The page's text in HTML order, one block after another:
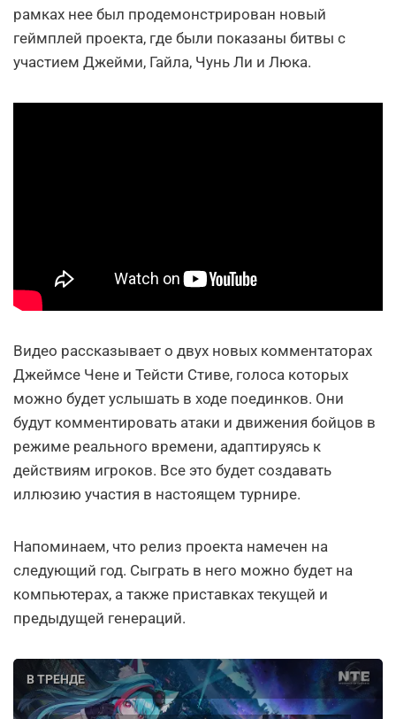
рамках нее был продемонстрирован новый
геймплей проекта, где были показаны битвы с
участием Джейми, Гайла, Чунь Ли и Люка.
Видео рассказывает о двух новых комментаторах
Джеймсе Чене и Тейсти Стиве, голоса которых
можно будет услышать в ходе поединков. Они
будут комментировать атаки и движения бойцов в
режиме реального времени, адаптируясь к
действиям игроков. Все это будет создавать
иллюзию участия в настоящем турнире.
Напоминаем, что релиз проекта намечен на
следующий год. Сыграть в него можно будет на
компьютерах, а также приставках текущей и
предыдущей генераций.
В ТРЕНДЕ